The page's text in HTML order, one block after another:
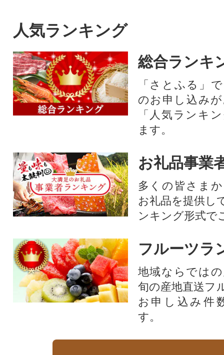
人気ランキング
総合ランキ
「さとふる」
のお申し込み
「人気ランキ
ます。
お礼品事業
多くの皆さま
お礼品を提供し
ンキング形式で
フルーツラ
地域ならでは
旬の産地直送フ
お申し込み件
す。